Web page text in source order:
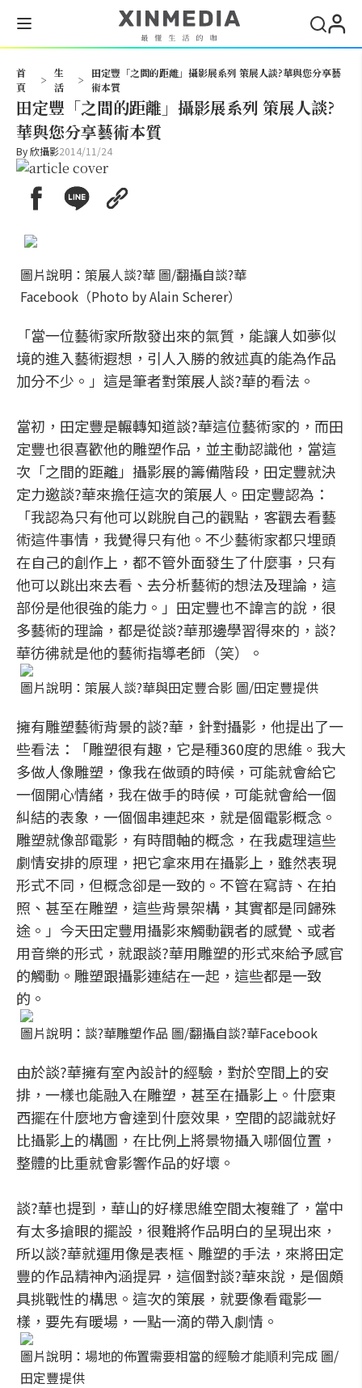
首
頁
>
生
活
>
田定豐「之間的距離」攝影展系列 策展人談?華與您分享藝
術本質
田定豐「之間的距離」攝影展系列 策展人談?
華與您分享藝術本質
By欣攝影2014/11/24
圖片說明：策展人談?華 圖/翻攝自談?華
Facebook（Photo by Alain Scherer）
「當一位藝術家所散發出來的氣質，能讓人如夢似
境的進入藝術遐想，引人入勝的敘述真的能為作品
加分不少。」這是筆者對策展人談?華的看法。
當初，田定豐是輾轉知道談?華這位藝術家的，而田
定豐也很喜歡他的雕塑作品，並主動認識他，當這
次「之間的距離」攝影展的籌備階段，田定豐就決
定力邀談?華來擔任這次的策展人。田定豐認為：
「我認為只有他可以跳脫自己的觀點，客觀去看藝
術這件事情，我覺得只有他。不少藝術家都只埋頭
在自己的創作上，都不管外面發生了什麼事，只有
他可以跳出來去看、去分析藝術的想法及理論，這
部份是他很強的能力。」田定豐也不諱言的說，很
多藝術的理論，都是從談?華那邊學習得來的，談?
華彷彿就是他的藝術指導老師（笑）。
圖片說明：策展人談?華與田定豐合影 圖/田定豐提供
擁有雕塑藝術背景的談?華，針對攝影，他提出了一
些看法：「雕塑很有趣，它是種360度的思維。我大
多做人像雕塑，像我在做頭的時候，可能就會給它
一個開心情緒，我在做手的時候，可能就會給一個
糾結的表象，一個個串連起來，就是個電影概念。
雕塑就像部電影，有時間軸的概念，在我處理這些
劇情安排的原理，把它拿來用在攝影上，雖然表現
形式不同，但概念卻是一致的。不管在寫詩、在拍
照、甚至在雕塑，這些背景架構，其實都是同歸殊
途。」今天田定豐用攝影來觸動觀者的感覺、或者
用音樂的形式，就跟談?華用雕塑的形式來給予感官
的觸動。雕塑跟攝影連結在一起，這些都是一致
的。
圖片說明：談?華雕塑作品 圖/翻攝自談?華Facebook
由於談?華擁有室內設計的經驗，對於空間上的安
排，一樣也能融入在雕塑，甚至在攝影上。什麼東
西擺在什麼地方會達到什麼效果，空間的認識就好
比攝影上的構圖，在比例上將景物攝入哪個位置，
整體的比重就會影響作品的好壞。
談?華也提到，華山的好樣思維空間太複雜了，當中
有太多搶眼的擺設，很難將作品明白的呈現出來，
所以談?華就運用像是表框、雕塑的手法，來將田定
豐的作品精神內涵提昇，這個對談?華來說，是個頗
具挑戰性的構思。這次的策展，就要像看電影一
樣，要先有暖場，一點一滴的帶入劇情。
圖片說明：場地的佈置需要相當的經驗才能順利完成 圖/
田定豐提供